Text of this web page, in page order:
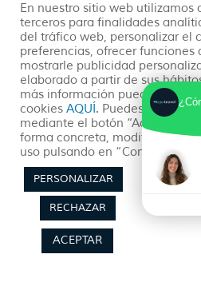
Productos
Ofertas
Viajes Organizados
Lunas de Miel
Circuitos en Autocar
En nuestro sitio web utilizamos
terceros para finalidades
del tráfico web, personalizar el
preferencias, ofrecer funciones
mostrarle publicidad
elaborado a partir de sus
más información puedes
cookies AQUÍ. Puedes aceptar
mediante el botón “Aceptar” o
forma concreta, modificar su
uso pulsando en “Configuración
PERSONALIZAR
RECHAZAR
ACEPTAR